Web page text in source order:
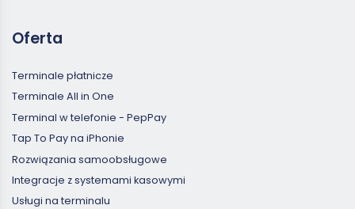
Oferta
Terminale płatnicze
Terminale All in One
Terminal w telefonie - PepPay
Tap To Pay na iPhonie
Rozwiązania samoobsługowe
Integracje z systemami kasowymi
Usługi na terminalu